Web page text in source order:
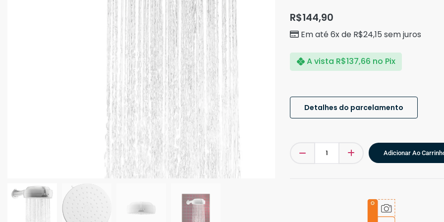
R$144,90
Em até 6x de R$24,15 sem juros
A vista R$137,66 no Pix
Detalhes do parcelamento
Adicionar Ao